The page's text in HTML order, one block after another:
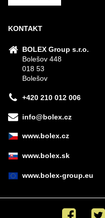
KONTAKT
BOLEX Group s.r.o.
Bolešov 448
018 53
Bolešov
+420 210 012 006
info@bolex.cz
www.bolex.cz
www.bolex.sk
www.bolex-group.eu